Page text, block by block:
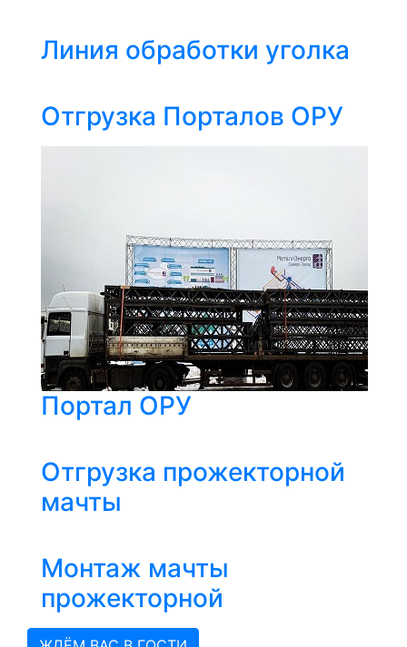
Линия обработки уголка
Отгрузка Порталов ОРУ
Портал ОРУ
Отгрузка прожекторной
мачты
Монтаж мачты
прожекторной